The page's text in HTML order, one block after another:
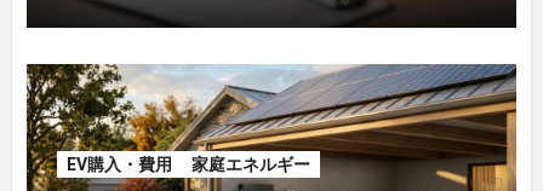
EV購入・費用 家庭エネルギー